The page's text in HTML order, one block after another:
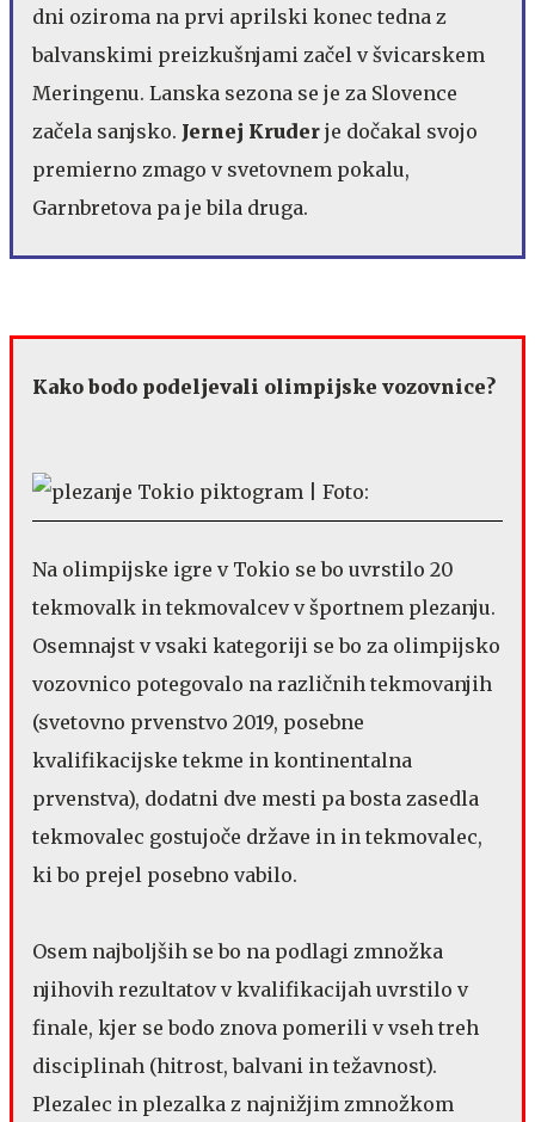
dni oziroma na prvi aprilski konec tedna z
balvanskimi preizkušnjami začel v švicarskem
Meringenu. Lanska sezona se je za Slovence
začela sanjsko. Jernej Kruder je dočakal svojo
premierno zmago v svetovnem pokalu,
Garnbretova pa je bila druga.
Kako bodo podeljevali olimpijske vozovnice?
Na olimpijske igre v Tokio se bo uvrstilo 20
tekmovalk in tekmovalcev v športnem plezanju.
Osemnajst v vsaki kategoriji se bo za olimpijsko
vozovnico potegovalo na različnih tekmovanjih
(svetovno prvenstvo 2019, posebne
kvalifikacijske tekme in kontinentalna
prvenstva), dodatni dve mesti pa bosta zasedla
tekmovalec gostujoče države in in tekmovalec,
ki bo prejel posebno vabilo.
Osem najboljših se bo na podlagi zmnožka
njihovih rezultatov v kvalifikacijah uvrstilo v
finale, kjer se bodo znova pomerili v vseh treh
disciplinah (hitrost, balvani in težavnost).
Plezalec in plezalka z najnižjim zmnožkom